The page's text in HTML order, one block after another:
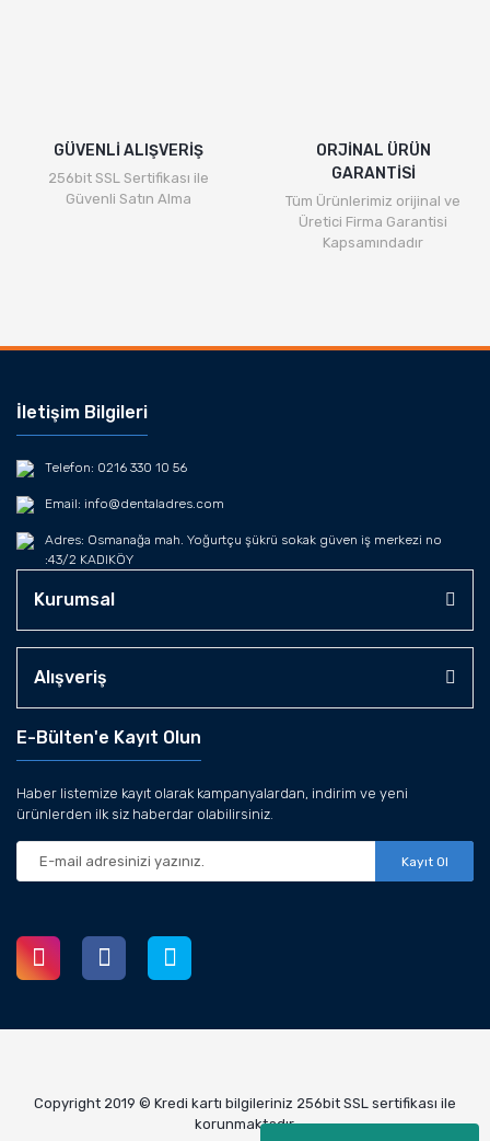
GÜVENLİ ALIŞVERİŞ
256bit SSL Sertifikası ile
Güvenli Satın Alma
ORJİNAL ÜRÜN
GARANTİSİ
Tüm Ürünlerimiz orijinal ve
Üretici Firma Garantisi
Kapsamındadır
İletişim Bilgileri
Telefon: 0216 330 10 56
Email: info@dentaladres.com
Adres: Osmanağa mah. Yoğurtçu şükrü sokak güven iş merkezi no
:43/2 KADIKÖY
Kurumsal
Alışveriş
E-Bülten'e Kayıt Olun
Haber listemize kayıt olarak kampanyalardan, indirim ve yeni
ürünlerden ilk siz haberdar olabilirsiniz.
Kayıt Ol
Copyright 2019 © Kredi kartı bilgileriniz 256bit SSL sertifikası ile
korunmaktadır.